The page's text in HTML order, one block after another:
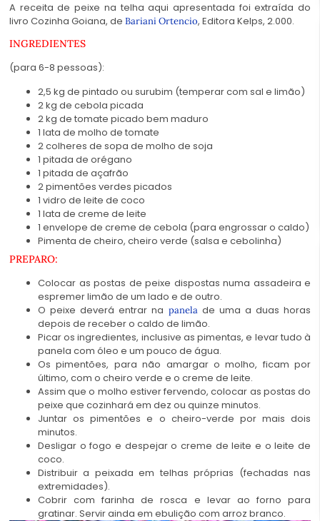
A receita de peixe na telha aqui apresentada foi extraída do
livro Cozinha Goiana, de Bariani Ortencio, Editora Kelps, 2.000.
INGREDIENTES
(para 6-8 pessoas):
2,5 kg de pintado ou surubim (temperar com sal e limão)
2 kg de cebola picada
2 kg de tomate picado bem maduro
1 lata de molho de tomate
2 colheres de sopa de molho de soja
1 pitada de orégano
1 pitada de açafrão
2 pimentões verdes picados
1 vidro de leite de coco
1 lata de creme de leite
1 envelope de creme de cebola (para engrossar o caldo)
Pimenta de cheiro, cheiro verde (salsa e cebolinha)
PREPARO:
Colocar as postas de peixe dispostas numa assadeira e
espremer limão de um lado e de outro.
O peixe deverá entrar na panelade uma a duas horas
depois de receber o caldo de limão.
Picar os ingredientes, inclusive as pimentas, e levar tudo à
panela com óleo e um pouco de água.
Os pimentões, para não amargar o molho, ficam por
último, com o cheiro verde e o creme de leite.
Assim que o molho estiver fervendo, colocar as postas do
peixe que cozinhará em dez ou quinze minutos.
Juntar os pimentões e o cheiro-verde por mais dois
minutos.
Desligar o fogo e despejar o creme de leite e o leite de
coco.
Distribuir a peixada em telhas próprias (fechadas nas
extremidades).
Cobrir com farinha de rosca e levar ao forno para
gratinar. Servir ainda em ebulição com arroz branco.